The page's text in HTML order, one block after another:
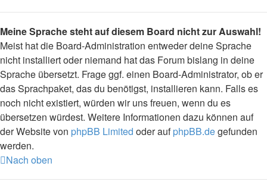
Meine Sprache steht auf diesem Board nicht zur Auswahl!
Meist hat die Board-Administration entweder deine Sprache
nicht installiert oder niemand hat das Forum bislang in deine
Sprache übersetzt. Frage ggf. einen Board-Administrator, ob er
das Sprachpaket, das du benötigst, installieren kann. Falls es
noch nicht existiert, würden wir uns freuen, wenn du es
übersetzen würdest. Weitere Informationen dazu können auf
der Website von phpBB Limited oder aufphpBB.degefunden
werden.
Nach oben